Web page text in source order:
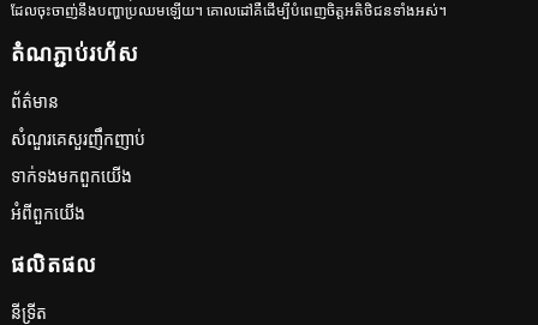
ដែល​ចុះចាញ់​នឹង​បញ្ហា​ប្រឈម​ឡើយ។ គោលដៅគឺដើម្បីបំពេញចិត្តអតិថិជនទាំងអស់។
តំណ​ភ្ជាប់​រហ័ស
ព័ត៌មាន
សំណួរគេសួរញឹកញាប់
ទាក់ទង​មក​ពួក​យើង
អំពី​ពួក​យើង
ផលិតផល
នីទ្រីត